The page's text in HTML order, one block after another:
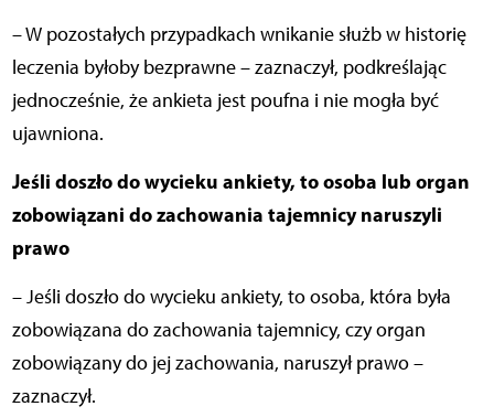
– W pozostałych przypadkach wnikanie służb w historię
leczenia byłoby bezprawne – zaznaczył, podkreślając
jednocześnie, że ankieta jest poufna i nie mogła być
ujawniona.
Jeśli doszło do wycieku ankiety, to osoba lub organ
zobowiązani do zachowania tajemnicy naruszyli
prawo
– Jeśli doszło do wycieku ankiety, to osoba, która była
zobowiązana do zachowania tajemnicy, czy organ
zobowiązany do jej zachowania, naruszył prawo –
zaznaczył.